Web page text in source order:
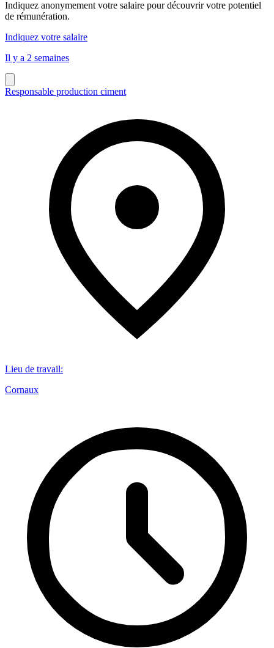
Indiquez anonymement votre salaire pour découvrir votre potentiel
de rémunération.
Indiquez votre salaire
Il y a 2 semaines
Responsable production ciment
Lieu de travail:
Cornaux